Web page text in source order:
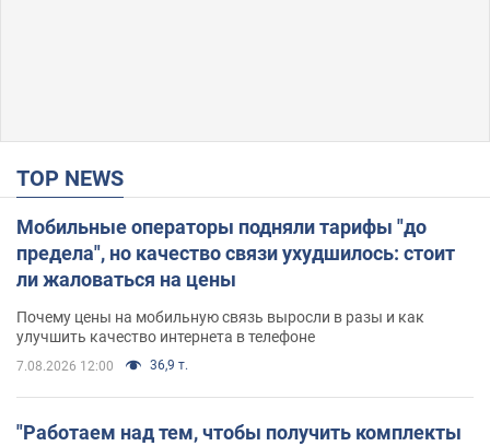
TOP NEWS
Мобильные операторы подняли тарифы "до
предела", но качество связи ухудшилось: стоит
ли жаловаться на цены
Почему цены на мобильную связь выросли в разы и как
улучшить качество интернета в телефоне
7.08.2026 12:00 36,9 т.
"Работаем над тем, чтобы получить комплекты